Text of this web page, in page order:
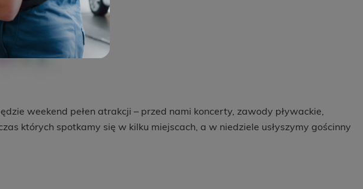
weekend pełen atrakcji – przed nami koncerty, zawody pływackie,
których spotkamy się w kilku miejscach, a w niedziele usłyszymy gościnny